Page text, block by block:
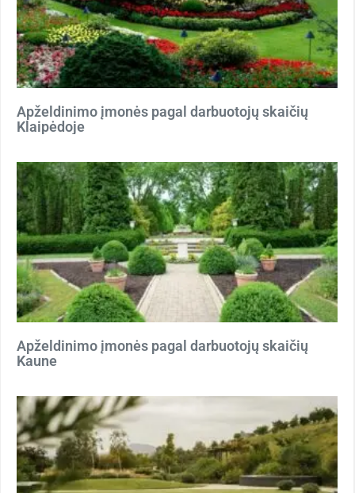
Apželdinimo įmonės pagal darbuotojų skaičių
Klaipėdoje
Apželdinimo įmonės pagal darbuotojų skaičių
Kaune